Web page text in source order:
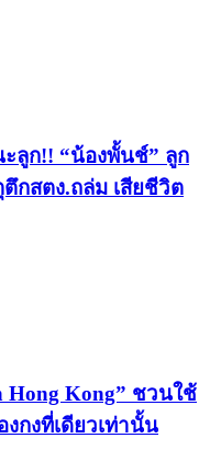
ลูก!! “น้องพั้นช์” ลูก
กสตง.ถล่ม เสียชีวิต
Hong Kong” ชวนใช้
กงที่เดียวเท่านั้น